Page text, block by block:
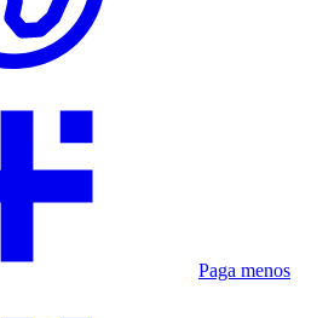
Paga menos